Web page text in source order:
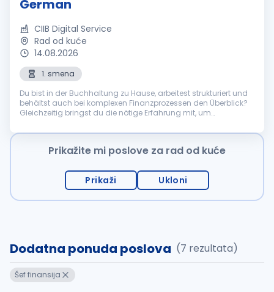
German
CIIB Digital Service
Rad od kuće
14.08.2026
1. smena
Du bist in der Buchhaltung zu Hause, arbeitest strukturiert und
behältst auch bei komplexen Finanzprozessen den Überblick?
Gleichzeitig bringst du die nötige Erfahrung mit, um
kleines Team ...
Prikažite mi poslove za rad od kuće
Prikaži Ukloni
Dodatna ponuda poslova (7 rezultata)
Šef finansija